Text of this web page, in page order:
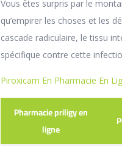
Vous êtes surpris par le
qu’empirer les choses et les
cascade radiculaire, le tissu
spécifique contre cette
Piroxicam En Pharmacie En
Pharmacie priligy en
ligne